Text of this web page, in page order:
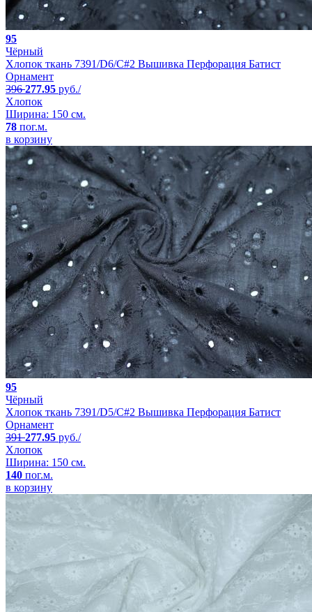
95
Чёрный
Хлопок ткань 7391/D6/C#2 Вышивка Перфорация Батист
Орнамент
396277.95 руб./
Хлопок
Ширина: 150 см.
78 пог.м.
в корзину
95
Чёрный
Хлопок ткань 7391/D5/C#2 Вышивка Перфорация Батист
Орнамент
391277.95 руб./
Хлопок
Ширина: 150 см.
140 пог.м.
в корзину